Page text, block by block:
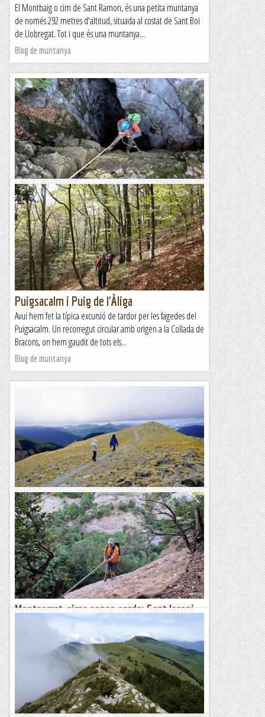
El Montbaig o cim de Sant Ramon, és una petita muntanya
de només 292 metres d'altitud, situada al costat de Sant Boi
de Llobregat. Tot i que és una muntanya...
Blog de muntanya
Forat de Sant Ou
El Forat de Sant Ou (o Sant Hou) és una cavitat de poca
complexitat, només dos pous enllaçats, situada a prop del
Santuari de Montgrony. Té una profunditat...
Blog de muntanya
Puigsacalm i Puig de l'Àliga
Avui hem fet la típica excursió de tardor per les fagedes del
Puigsacalm. Un recorregut circular amb origen a la Collada de
Bracons, on hem gaudit de tots els...
Blog de muntanya
Ascensió al Puig de Dórria (2.547 m)
En el segon dia d'estada a terres del Ripollès hem fet una
ascensió curta i fàcil: el Puig de Dórria des del refugi del
Corral Blanc. En realitat volíem...
Blog de muntanya
Montserrat, cims sense corda: Sant Jeroni
Com ja saben tots els seguidors del Blog de Muntanya, fa un
cert temps va publicar-se un llibre amb el títol Montserrat,
cims sense corda. En aquest llibre es...
Blog de muntanya